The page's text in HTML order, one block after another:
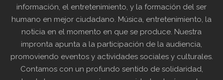
información, el entretenimiento, y la formación del ser
humano en mejor ciudadano. Música, entretenimiento, la
noticia en el momento en que se produce. Nuestra
impronta apunta a la participación de la audiencia,
promoviendo eventos y actividades sociales y culturales.
Contamos con un profundo sentido de solidaridad,